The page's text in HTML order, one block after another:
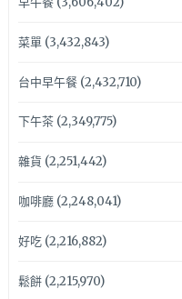
菜單(3,432,843)
台中早午餐(2,432,710)
下午茶(2,349,775)
雜貨 (2,251,442)
咖啡廳(2,248,041)
好吃(2,216,882)
鬆餅(2,215,970)